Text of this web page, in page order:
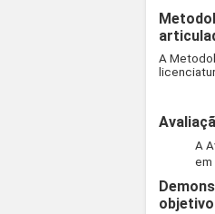
A
A
em